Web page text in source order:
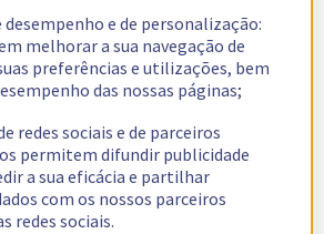
e de personalização:
melhorar a sua navegação de
preferências e utilizações, bem
das nossas páginas;
redes sociais e de parceiros
permitem difundir publicidade
a sua eficácia e partilhar
com os nossos parceiros
redes sociais.